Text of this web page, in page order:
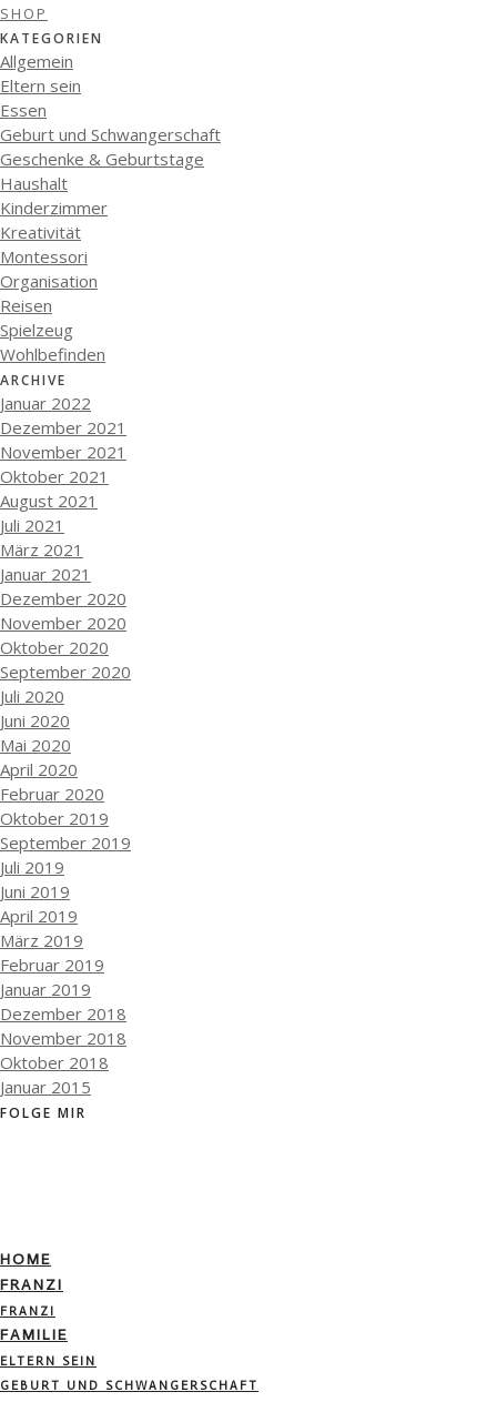
SHOP
KATEGORIEN
Allgemein
Eltern sein
Essen
Geburt und Schwangerschaft
Geschenke & Geburtstage
Haushalt
Kinderzimmer
Kreativität
Montessori
Organisation
Reisen
Spielzeug
Wohlbefinden
ARCHIVE
Januar 2022
Dezember 2021
November 2021
Oktober 2021
August 2021
Juli 2021
März 2021
Januar 2021
Dezember 2020
November 2020
Oktober 2020
September 2020
Juli 2020
Juni 2020
Mai 2020
April 2020
Februar 2020
Oktober 2019
September 2019
Juli 2019
Juni 2019
April 2019
März 2019
Februar 2019
Januar 2019
Dezember 2018
November 2018
Oktober 2018
Januar 2015
FOLGE MIR
HOME
FRANZI
FRANZI
FAMILIE
ELTERN SEIN
GEBURT UND SCHWANGERSCHAFT